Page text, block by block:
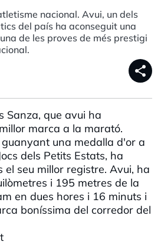
nacional. Avui, un dels
del país ha aconseguit una
de les proves de més prestigi
share
Sanza, que avui ha
marca a la marató.
una medalla d'or a
dels Petits Estats, ha
el seu millor registre. Avui, ha
i 195 metres de la
en dues hores i 16 minuts i
boníssima del corredor del